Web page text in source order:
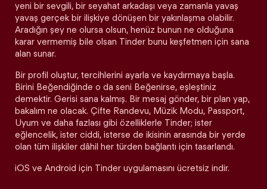
yeni bir sevgili, bir seyahat arkadaşı veya zamanla yavaş
yavaş gerçek bir ilişkiye dönüşen bir yakınlaşma olabilir.
Aradığın şey ne olursa olsun, henüz bunun ne olduğuna
karar vermemiş bile olsan Tinder bunu keşfetmen için sana
alan sunar.
Bir profil oluştur, tercihlerini ayarla ve kaydırmaya başla.
Birini Beğendiğinde o da seni Beğenirse, eşleştiniz
demektir. Gerisi sana kalmış. Bir mesaj gönder, bir plan yap,
bakalım ne olacak. Çifte Randevu, Müzik Modu, Passport,
Uyum ve daha fazlası gibi özelliklerle Tinder; ister
eğlencelik, ister ciddi, isterse de ikisinin arasında bir yerde
olan tüm ilişkiler dâhil her türden bağlantı için tasarlandı.
iOS ve Android için Tinder uygulamasını ücretsiz indir.